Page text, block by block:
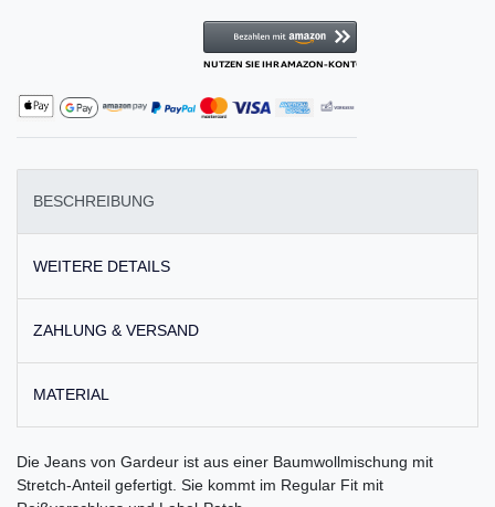
BESCHREIBUNG
WEITERE DETAILS
ZAHLUNG & VERSAND
MATERIAL
Die Jeans von Gardeur ist aus einer Baumwollmischung mit
Stretch-Anteil gefertigt. Sie kommt im Regular Fit mit